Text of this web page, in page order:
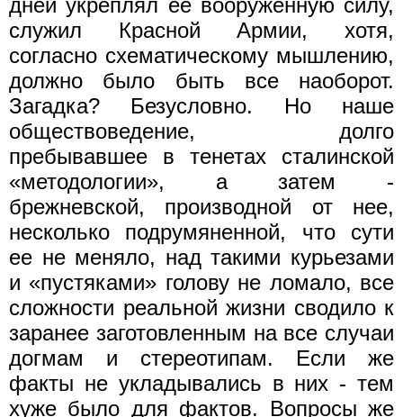
слу­жил Красной Армии, хотя,
согласно схематическому мышлению,
должно было быть все наоборот.
Загадка? Безусловно. Но наше
обществоведение, долго
пребывавшее в тенетах сталинской
«ме­тодологии», а затем -
брежневской, производной от нее,
несколь­ко подрумяненной, что сути
ее не меняло, над такими курьезами
и «пустяками» голову не ломало, все
сложности реальной жизни сводило к
заранее заготовленным на все случаи
догмам и сте­реотипам. Если же
факты не укладывались в них - тем
хуже бы­ло для фактов. Вопросы же